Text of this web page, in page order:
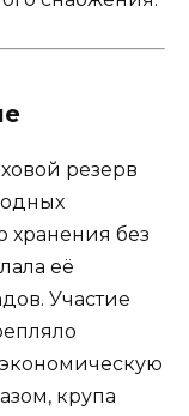
резерв
хранения без
её
Участие
крупа